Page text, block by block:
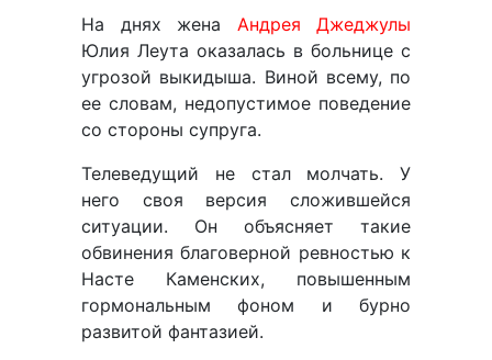
На днях жена Андрея Джеджулы
Юлия Леута оказалась в больнице с
угрозой выкидыша. Виной всему, по
ее словам, недопустимое поведение
со стороны супруга.
Телеведущий не стал молчать. У
него своя версия сложившейся
ситуации. Он объясняет такие
обвинения благоверной ревностью к
Насте Каменских, повышенным
гормональным фоном и бурно
развитой фантазией.